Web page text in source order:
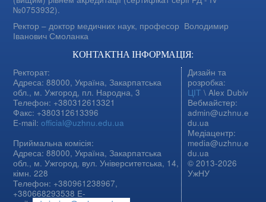
№0753932).
Ректор – доктор медичних наук, професор Володимир
Іванович Смоланка
КОНТАКТНА ІНФОРМАЦІЯ:
Ректорат:
Адреса: 88000, Україна, Закарпатська
обл., м. Ужгород, пл. Народна, 3
Телефон: +380312613321
Факс: +380312613396
E-mail:official@uzhnu.edu.ua
Приймальна комісія:
Адреса: 88000, Україна, Закарпатська
обл., м. Ужгород, вул. Університетська, 14,
кімн. 228
Телефон: +380961238967,
+380668293538 E-
Дизайн та
розробка:
ЦІТ \ Alex Dubiv
Вебмайстер:
admin@uzhnu.e
du.ua
Медіацентр:
media@uzhnu.e
du.ua
© 2013-2026
УжНУ